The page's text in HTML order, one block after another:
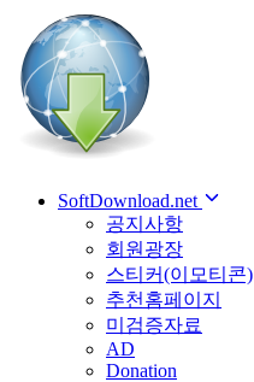
SoftDownload.net
공지사항
회원광장
스티커(이모티콘)
추천홈페이지
미검증자료
AD
Donation